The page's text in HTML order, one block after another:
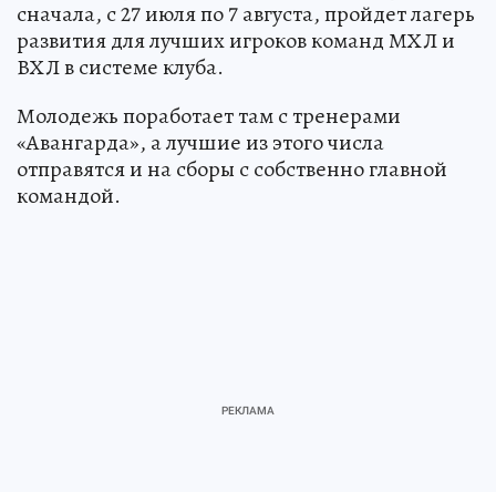
сначала, с 27 июля по 7 августа, пройдет лагерь
развития для лучших игроков команд МХЛ и
ВХЛ в системе клуба.
Молодежь поработает там с тренерами
«Авангарда», а лучшие из этого числа
отправятся и на сборы с собственно главной
командой.